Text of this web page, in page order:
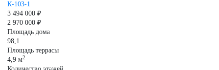
К-103-1
3 494 000 ₽
2 970 000 ₽
Площадь дома
98,1
Площадь террасы
4,9 м2